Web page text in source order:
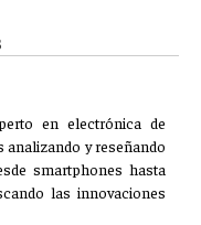
en electrónica de
y reseñando
smartphones hasta
las innovaciones